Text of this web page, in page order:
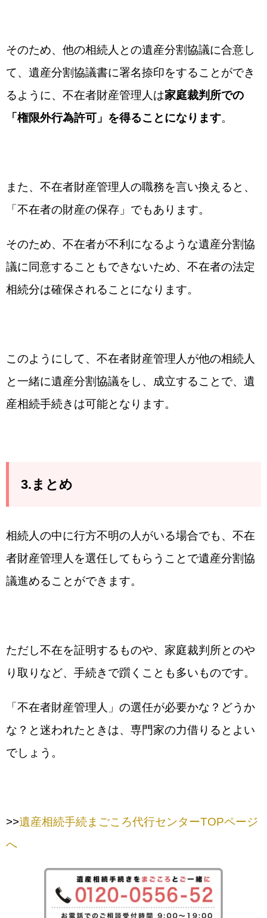
そのため、他の相続人との遺産分割協議に合意し
て、遺産分割協議書に署名捺印をすることができ
るように、不在者財産管理人は家庭裁判所での
「権限外行為許可」を得ることになります。
また、不在者財産管理人の職務を言い換えると、
「不在者の財産の保存」でもあります。
そのため、不在者が不利になるような遺産分割協
議に同意することもできないため、不在者の法定
相続分は確保されることになります。
このようにして、不在者財産管理人が他の相続人
と一緒に遺産分割協議をし、成立することで、遺
産相続手続きは可能となります。
3.まとめ
相続人の中に行方不明の人がいる場合でも、不在
者財産管理人を選任してもらうことで遺産分割協
議進めることができます。
ただし不在を証明するものや、家庭裁判所とのや
り取りなど、手続きで躓くことも多いものです。
「不在者財産管理人」の選任が必要かな？どうか
な？と迷われたときは、専門家の力借りるとよい
でしょう。
>>遺産相続手続まごころ代行センターTOPページ
へ